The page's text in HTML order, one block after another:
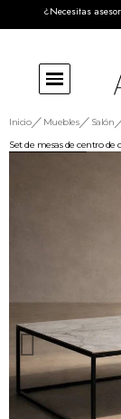
¿Necesitas
Inicio Muebles Salón
Set de mesas de centro de